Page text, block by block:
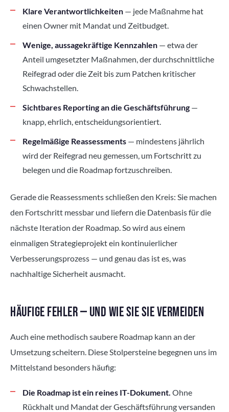
Klare Verantwortlichkeiten — jede Maßnahme hat
einen Owner mit Mandat und Zeitbudget.
Wenige, aussagekräftige Kennzahlen — etwa der
Anteil umgesetzter Maßnahmen, der durchschnittliche
Reifegrad oder die Zeit bis zum Patchen kritischer
Schwachstellen.
Sichtbares Reporting an die Geschäftsführung —
knapp, ehrlich, entscheidungsorientiert.
Regelmäßige Reassessments — mindestens jährlich
wird der Reifegrad neu gemessen, um Fortschritt zu
belegen und die Roadmap fortzuschreiben.
Gerade die Reassessments schließen den Kreis: Sie machen
den Fortschritt messbar und liefern die Datenbasis für die
nächste Iteration der Roadmap. So wird aus einem
einmaligen Strategieprojekt ein kontinuierlicher
Verbesserungsprozess — und genau das ist es, was
nachhaltige Sicherheit ausmacht.
HÄUFIGE FEHLER — UND WIE SIE SIE VERMEIDEN
Auch eine methodisch saubere Roadmap kann an der
Umsetzung scheitern. Diese Stolpersteine begegnen uns im
Mittelstand besonders häufig:
Die Roadmap ist ein reines IT-Dokument. Ohne
Rückhalt und Mandat der Geschäftsführung versanden